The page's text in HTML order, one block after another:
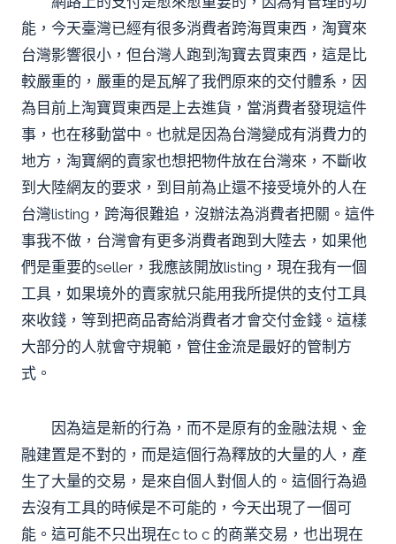
能，今天臺灣已經有很多消費者跨海買東西，淘寶來
台灣影響很小，但台灣人跑到淘寶去買東西，這是比
較嚴重的，嚴重的是瓦解了我們原來的交付體系，因
為目前上淘寶買東西是上去進貨，當消費者發現這件
事，也在移動當中。也就是因為台灣變成有消費力的
地方，淘寶網的賣家也想把物件放在台灣來，不斷收
到大陸網友的要求，到目前為止還不接受境外的人在
台灣listing，跨海很難追，沒辦法為消費者把關。這件
事我不做，台灣會有更多消費者跑到大陸去，如果他
們是重要的seller，我應該開放listing，現在我有一個
工具，如果境外的賣家就只能用我所提供的支付工具
來收錢，等到把商品寄給消費者才會交付金錢。這樣
大部分的人就會守規範，管住金流是最好的管制方
式。
因為這是新的行為，而不是原有的金融法規、金
融建置是不對的，而是這個行為釋放的大量的人，產
生了大量的交易，是來自個人對個人的。這個行為過
去沒有工具的時候是不可能的，今天出現了一個可
能。這可能不只出現在c to c 的商業交易，也出現在